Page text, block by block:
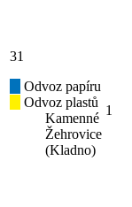
31
Odvoz papíru
Odvoz plastů
Kamenné
Žehrovice
(Kladno)
1